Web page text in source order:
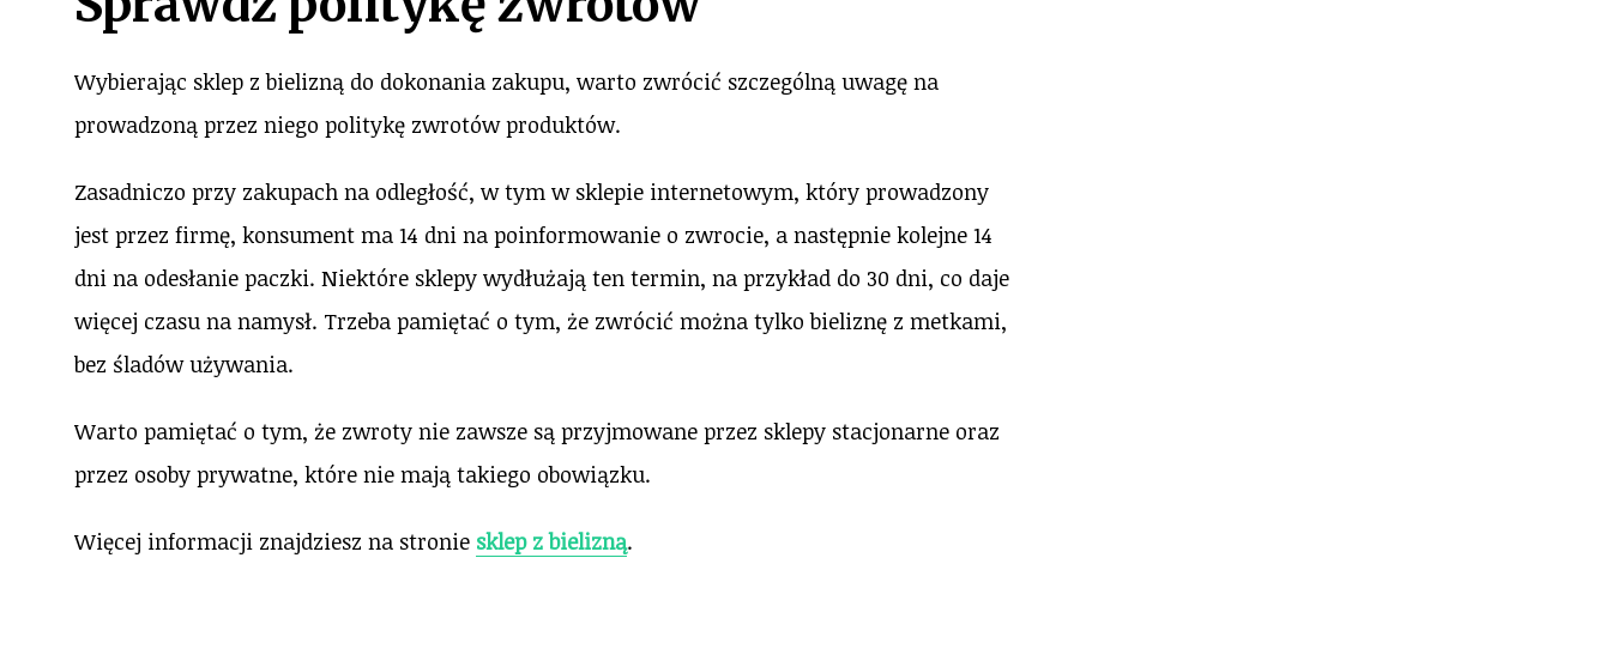
Wybierając sklep z bielizną do dokonania zakupu, warto zwrócić szczególną uwagę na
prowadzoną przez niego politykę zwrotów produktów.
Zasadniczo przy zakupach na odległość, w tym w sklepie internetowym, który prowadzony
jest przez firmę, konsument ma 14 dni na poinformowanie o zwrocie, a następnie kolejne 14
dni na odesłanie paczki. Niektóre sklepy wydłużają ten termin, na przykład do 30 dni, co daje
więcej czasu na namysł. Trzeba pamiętać o tym, że zwrócić można tylko bieliznę z metkami,
bez śladów używania.
Warto pamiętać o tym, że zwroty nie zawsze są przyjmowane przez sklepy stacjonarne oraz
przez osoby prywatne, które nie mają takiego obowiązku.
Więcej informacji znajdziesz na stronie sklep z bielizną.